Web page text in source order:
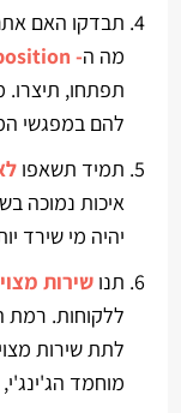
תבדקו האם
מה ה- Unique Value Proposition
תפתחו, תיצרו.
להם במפגשי
תמיד תשאפו
איכות נמוכה
יהיה מי שירד
תנו שירות
ללקוחות. רמת
לתת שירות
מוחמד